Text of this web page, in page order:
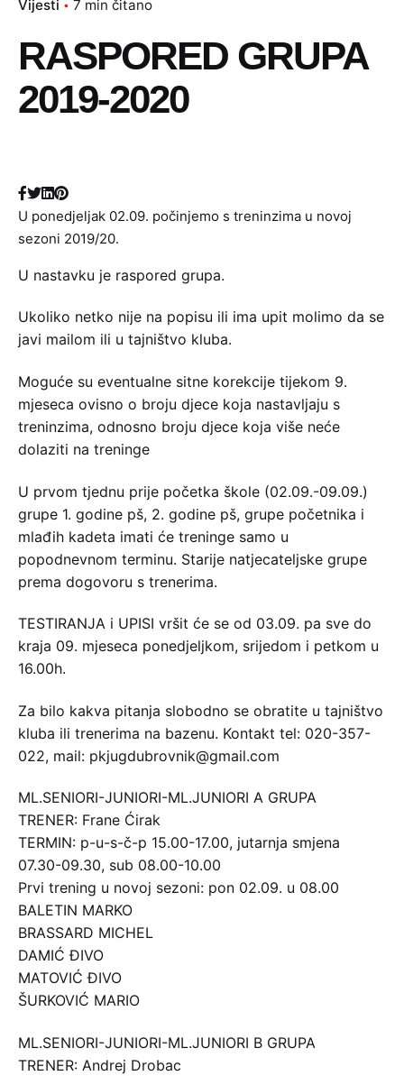
Vijesti 7 min čitano
RASPORED GRUPA
2019-2020
U ponedjeljak 02.09. počinjemo s treninzima u novoj
sezoni 2019/20.
U nastavku je raspored grupa.
Ukoliko netko nije na popisu ili ima upit molimo da se
javi mailom ili u tajništvo kluba.
Moguće su eventualne sitne korekcije tijekom 9.
mjeseca ovisno o broju djece koja nastavljaju s
treninzima, odnosno broju djece koja više neće
dolaziti na treninge
U prvom tjednu prije početka škole (02.09.-09.09.)
grupe 1. godine pš, 2. godine pš, grupe početnika i
mlađih kadeta imati će treninge samo u
popodnevnom terminu. Starije natjecateljske grupe
prema dogovoru s trenerima.
TESTIRANJA i UPISI vršit će se od 03.09. pa sve do
kraja 09. mjeseca ponedjeljkom, srijedom i petkom u
16.00h.
Za bilo kakva pitanja slobodno se obratite u tajništvo
kluba ili trenerima na bazenu. Kontakt tel: 020-357-
022, mail: pkjugdubrovnik@gmail.com
ML.SENIORI-JUNIORI-ML.JUNIORI A GRUPA
TRENER: Frane Ćirak
TERMIN: p-u-s-č-p 15.00-17.00, jutarnja smjena
07.30-09.30, sub 08.00-10.00
Prvi trening u novoj sezoni: pon 02.09. u 08.00
BALETIN MARKO
BRASSARD MICHEL
DAMIĆ ĐIVO
MATOVIĆ ĐIVO
ŠURKOVIĆ MARIO
ML.SENIORI-JUNIORI-ML.JUNIORI B GRUPA
TRENER: Andrej Drobac